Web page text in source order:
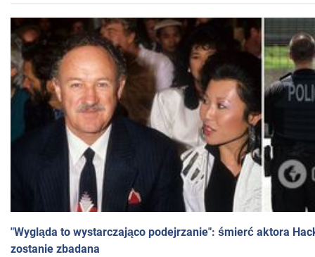
"Wygląda to wystarczająco podejrzanie": śmierć aktora
zostanie zbadana